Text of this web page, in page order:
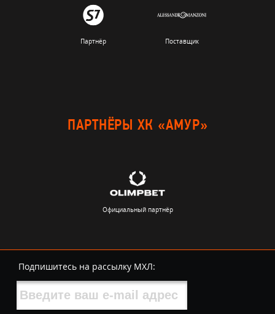
Партнёр Поставщик
ПАРТНЁРЫ ХК «АМУР»
Официальный партнёр
Подпишитесь на рассылку МХЛ: